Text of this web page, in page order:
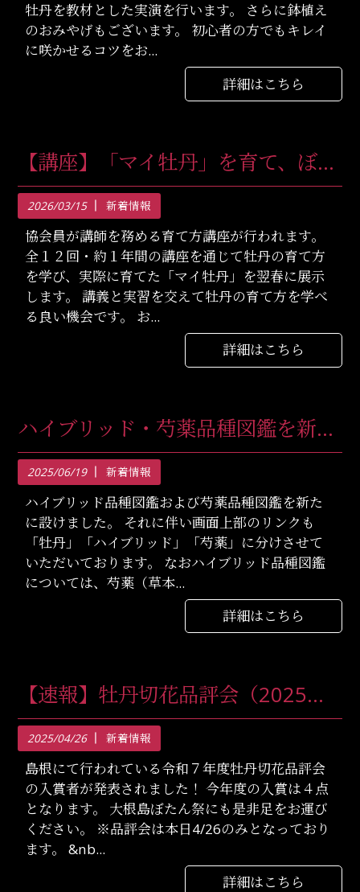
牡丹を教材とした実演を行います。 さらに鉢植え
のおみやげもございます。 初心者の方でもキレイ
に咲かせるコツをお...
詳細はこちら
【講座】「マイ牡丹」を育て、ぼたん苑で展示しよう（2026年4月12日〜全12回）：東京都台東区）
2026/03/15 新着情報
協会員が講師を務める育て方講座が行われます。
全１２回・約１年間の講座を通じて牡丹の育て方
を学び、実際に育てた「マイ牡丹」を翌春に展示
します。 講義と実習を交えて牡丹の育て方を学べ
る良い機会です。 お...
詳細はこちら
ハイブリッド・芍薬品種図鑑を新たに設けました
2025/06/19 新着情報
ハイブリッド品種図鑑および芍薬品種図鑑を新た
に設けました。 それに伴い画面上部のリンクも
「牡丹」「ハイブリッド」「芍薬」に分けさせて
いただいております。 なおハイブリッド品種図鑑
については、芍薬（草本...
詳細はこちら
【速報】牡丹切花品評会（2025年4月26（土）：島根県松江市）
2025/04/26 新着情報
島根にて行われている令和７年度牡丹切花品評会
の入賞者が発表されました！ 今年度の入賞は４点
となります。 大根島ぼたん祭にも是非足をお運び
ください。 ※品評会は本日4/26のみとなっており
ます。 &nb...
詳細はこちら